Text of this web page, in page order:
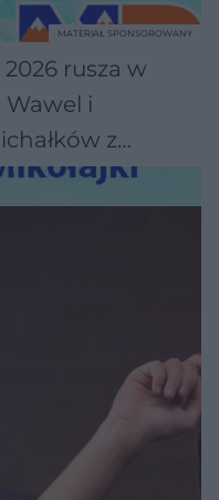
rusza w
i
z
MATERIAŁ SPONSOROWANY